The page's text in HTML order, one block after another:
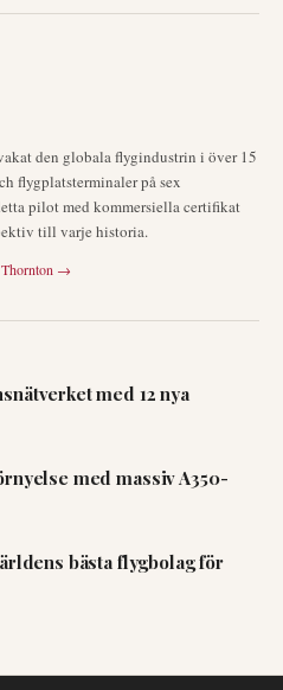
den globala flygindustrin i över 15
flygplatsterminaler på sex
pilot med kommersiella certifikat
till varje historia.
→
med 12 nya
med massiv A350-
bästa flygbolag för